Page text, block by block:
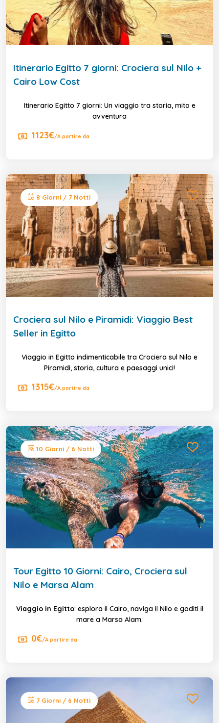
Itinerario Egitto 7 giorni: Crociera sul Nilo +
Cairo Low Cost
Itinerario Egitto 7 giorni: Un viaggio tra storia, mito e
avventura
1123€/A partire da
8 Giorni / 7 Notti
Crociera sul Nilo e Piramidi: Viaggio Best
Seller in Egitto
Viaggio in Egitto indimenticabile tra Crociera sul Nilo e
Piramidi, storia, cultura e paesaggi unici!
1315€/A partire da
10 Giorni / 6 Notti
Tour Egitto 10 Giorni: Cairo, Crociera sul
Nilo e Marsa Alam
Viaggio in Egitto: esplora il Cairo, naviga il Nilo e goditi il
mare a Marsa Alam.
0€/A partire da
7 Giorni / 6 Notti